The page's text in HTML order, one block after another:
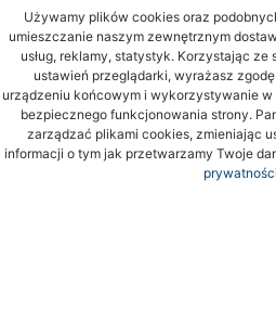
Używamy plików cookies oraz
umieszczanie naszym zewnętrznym
usług, reklamy, statystyk. Korzystając
ustawień przeglądarki, wyrażasz
urządzeniu końcowym i wykorzystywanie
bezpiecznego funkcjonowania strony.
zarządzać plikami cookies, zmieniając
informacji o tym jak przetwarzamy Twoje